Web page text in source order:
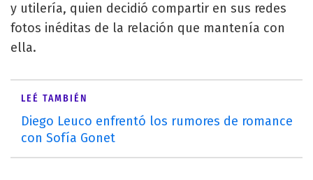
y utilería, quien decidió compartir en sus redes
fotos inéditas de la relación que mantenía con
ella.
LEÉ TAMBIÉN
Diego Leuco enfrentó los rumores de romance
con Sofía Gonet